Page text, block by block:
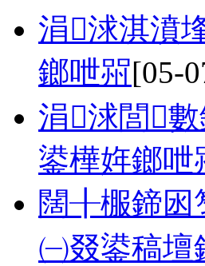
涓浗淇濆
鎯呭喌[05-
涓浗閭
鍙樺姩鎯呭
闊╂棴鍗囦
㈠叕鍙稿